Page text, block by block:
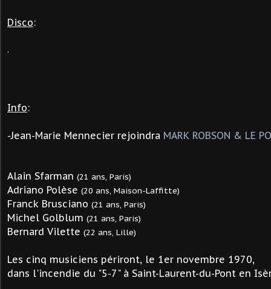
Disco:
.
Info:
-Jean-Marie Mennecier rejoindra MARK ROBSON & LE
Alain Sfarman (21 ans, Paris)
Adriano Polèse (20 ans, Maison-Laffitte)
Franck Brusciano (21 ans, Paris)
Michel Golblum (21 ans, Paris)
Bernard Vilette (22 ans, Lille)
Les cinq musiciens périront, le 1er novembre 1970,
dans l'incendie du "5-7" à Saint-Laurent-du-Pont en